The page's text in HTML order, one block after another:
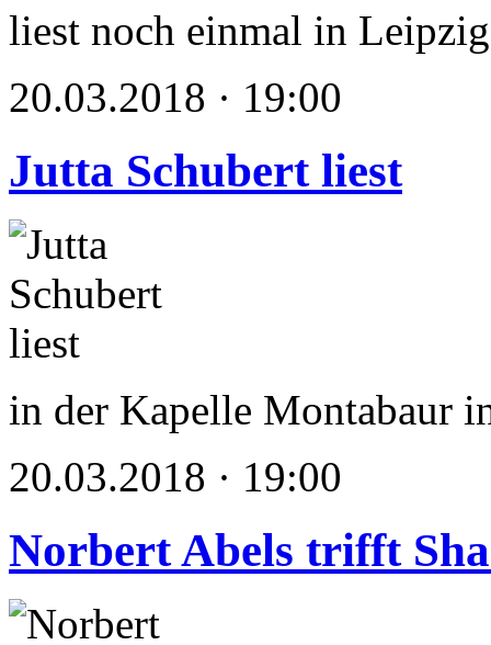
liest noch einmal in Leipzig
20.03.2018 · 19:00
Jutta Schubert liest
in der Kapelle Montabaur
20.03.2018 · 19:00
Norbert Abels trifft